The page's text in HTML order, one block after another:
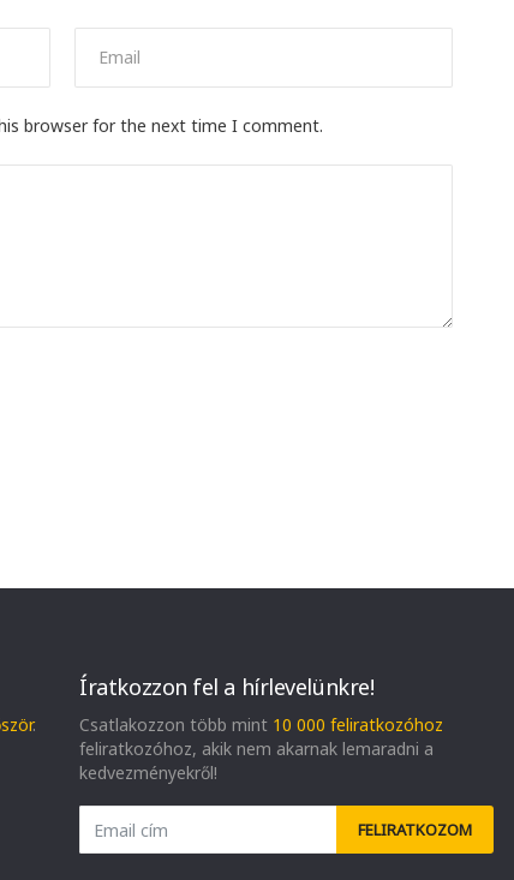
browser for the next time I comment.
.
Íratkozzon fel a hírlevelünkre!
Csatlakozzon több mint 10 000 feliratkozóhoz
feliratkozóhoz, akik nem akarnak lemaradni a
kedvezményekről!
FELIRATKOZOM